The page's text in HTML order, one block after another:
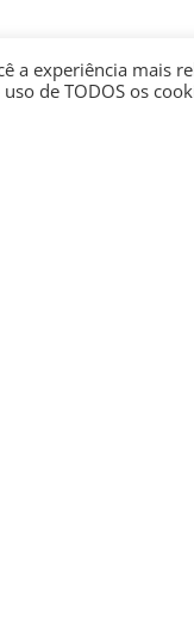
algumas
artística e outro
a experiência mais
de TODOS os